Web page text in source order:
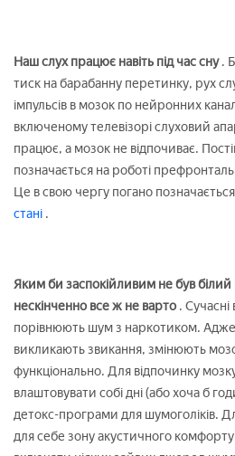
Наш слух працює навіть під час сну.
тиск на барабанну перетинку, рух
імпульсів в мозок по нейронних
включеному телевізорі слуховий
працює, а мозок не відпочиває.
позначається на роботі
Це в свою чергу погано
стані .
Яким би заспокійливим не був
нескінченно все ж не варто .
порівнюють шум з наркотиком. Адже
викликають звикання, змінюють
функціонально. Для відпочинку
влаштовувати собі дні (або хоча б
детокс-програми для шумоголіків.
для себе зону акустичного